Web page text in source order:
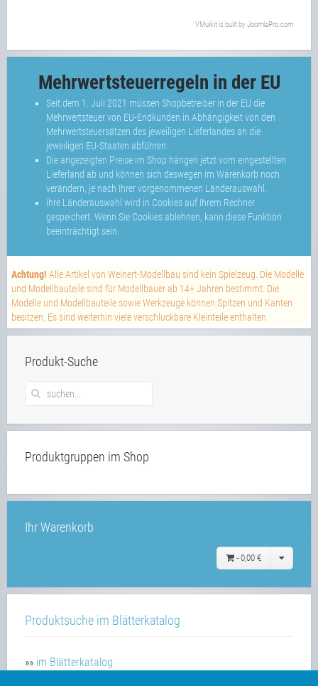
VMuikit is built by JoomlaPro.com
Mehrwertsteuerregeln in der EU
Seit dem 1. Juli 2021 müssen Shopbetreiber in der EU die
Mehrwertsteuer von EU-Endkunden in Abhängigkeit von den
Mehrwertsteuersätzen des jeweiligen Lieferlandes an die
jeweiligen EU-Staaten abführen.
Die angezeigten Preise im Shop hängen jetzt vom eingestellten
Lieferland ab und können sich deswegen im Warenkorb noch
verändern, je nach Ihrer vorgenommenen Länderauswahl.
Ihre Länderauswahl wird in Cookies auf Ihrem Rechner
gespeichert. Wenn Sie Cookies ablehnen, kann diese Funktion
beeinträchtigt sein.
Achtung! Alle Artikel von Weinert-Modellbau sind kein Spielzeug. Die Modelle
und Modellbauteile sind für Modellbauer ab 14+ Jahren bestimmt. Die
Modelle und Modellbauteile sowie Werkzeuge können Spitzen und Kanten
besitzen. Es sind weiterhin viele verschluckbare Kleinteile enthalten.
Produkt-Suche
Produktgruppen im Shop
Ihr Warenkorb
- 0,00 €
Produktsuche im Blätterkatalog
»» im Blätterkatalog